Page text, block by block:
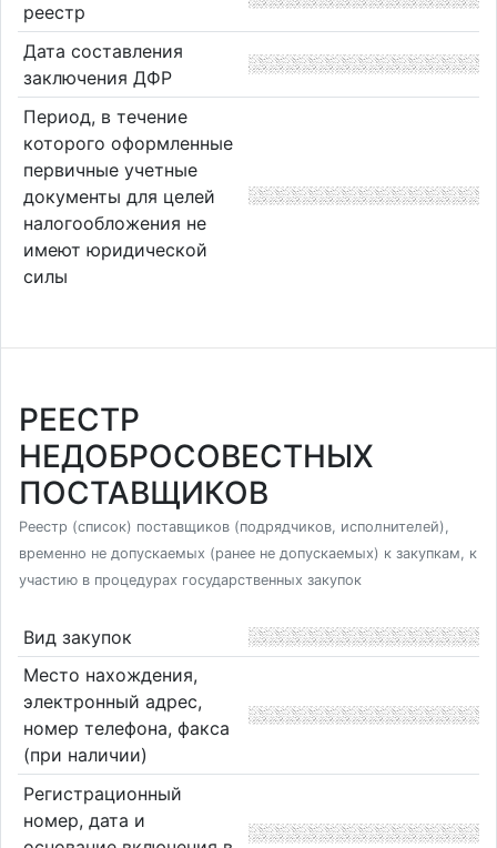
реестр
Дата составления
заключения ДФР
Период, в течение
которого оформленные
первичные учетные
документы для целей
налогообложения не
имеют юридической
силы
РЕЕСТР
НЕДОБРОСОВЕСТНЫХ
ПОСТАВЩИКОВ
Реестр (список) поставщиков (подрядчиков, исполнителей),
временно не допускаемых (ранее не допускаемых) к закупкам, к
участию в процедурах государственных закупок
Вид закупок
Место нахождения,
электронный адрес,
номер телефона, факса
(при наличии)
Регистрационный
номер, дата и